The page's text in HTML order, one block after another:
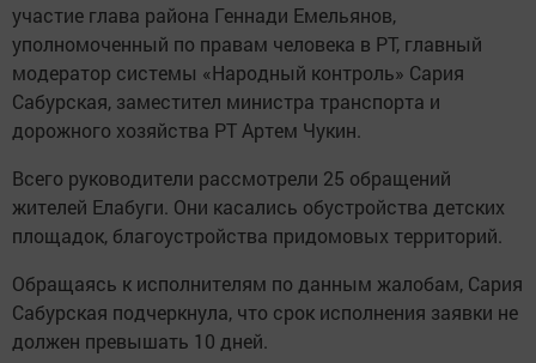
участие глава района Геннади Емельянов,
уполномоченный по правам человека в РТ, главный
модератор системы «Народный контроль» Сария
Сабурская, заместител министра транспорта и
дорожного хозяйства РТ Артем Чукин.
Всего руководители рассмотрели 25 обращений
жителей Елабуги. Они касались обустройства детских
площадок, благоустройства придомовых территорий.
Обращаясь к исполнителям по данным жалобам, Сария
Сабурская подчеркнула, что срок исполнения заявки не
должен превышать 10 дней.